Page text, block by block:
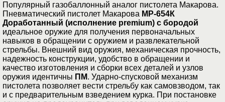
Популярный газобаллонный аналог пистолета Макарова.
Пневматический пистолет Макарова МР-654К
Доработанный (исполнение premium) с бородой
идеальное оружие для получения первоначальных
навыков в обращении с оружием и развлекательной
стрельбы. Внешний вид оружия, механическая прочность,
надежность конструкции, удобство в обращении и
качество изготовления и сборки всех деталей и узлов
оружия идентичны ПМ. Ударно-спусковой механизм
пистолета позволяет вести стрельбу как самовзводом, так
и с предварительным взведением курка. При постановке